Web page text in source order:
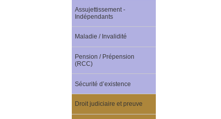
Assujettissement -
Indépendants
Maladie / Invalidité
Pension / Prépension
(RCC)
Sécurité d’existence
Droit judiciaire et preuve